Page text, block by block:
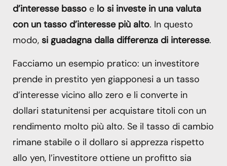
d’interesse basso e lo si investe in una valuta
con un tasso d’interesse più alto. In questo
modo, si guadagna dalla differenza di interesse.
Facciamo un esempio pratico: un investitore
prende in prestito yen giapponesi a un tasso
d’interesse vicino allo zero e li converte in
dollari statunitensi per acquistare titoli con un
rendimento molto più alto. Se il tasso di cambio
rimane stabile o il dollaro si apprezza rispetto
allo yen, l’investitore ottiene un profitto sia